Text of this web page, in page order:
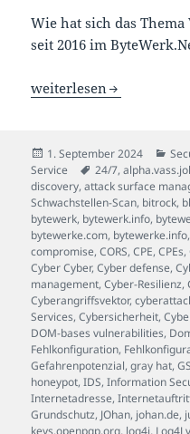
Wie hat sich das
seit 2016 im
weiterlesen
Veröffentlicht
am
1. September 2024
Service
Schlagwörter
24/7,
discovery,attack surface
Schwachstellen-Scan, bitrock,
bytewerk, bytewerk.info,
bytewerke.com, bytewerke.info
compromise,CORS,CPE,CPEs,
Cyber Cyber,Cyber defense,
management,Cyber-Resilienz,
Cyberangriffsvektor,
Services,Cybersicherheit,
DOM-bases vulnerabilities,
Fehlkonfiguration,
Gefahrenpotenzial,gray hat,
honeypot,IDS,Information
Internetadresse,
Grundschutz, JOhan, johan.de,
keys.openpgp.org, log4j, Log4J